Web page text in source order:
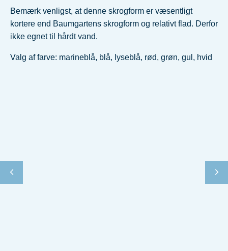
Bemærk venligst, at denne skrogform er væsentligt
kortere end Baumgartens skrogform og relativt flad. Derfor
ikke egnet til hårdt vand.
Valg af farve: marineblå, blå, lyseblå, rød, grøn, gul, hvid